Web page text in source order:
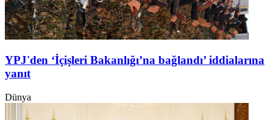
YPJ'den ‘İçişleri Bakanlığı’na bağlandı’ iddialarına
yanıt
Dünya